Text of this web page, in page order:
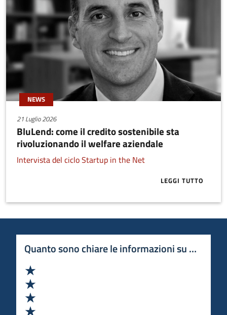
NEWS
21 Luglio 2026
BluLend: come il credito sostenibile sta
rivoluzionando il welfare aziendale
Intervista del ciclo Startup in the Net
LEGGI TUTTO
ABOUT
Quanto sono chiare le informazioni su questa